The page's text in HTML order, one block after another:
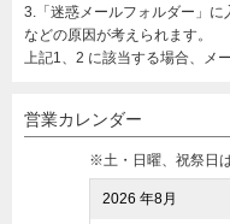
3.「迷惑メールフォルダー」に
などの原因が考えられます。
上記1、2 に該当する場合、メ
営業カレンダー
※土・日曜、祝祭日
2026 年8月